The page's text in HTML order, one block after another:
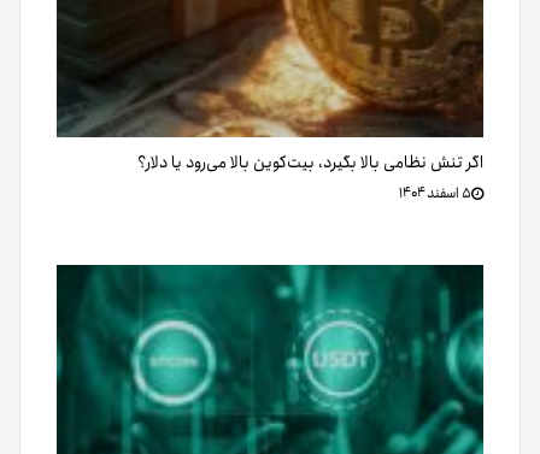
اگر تنش نظامی بالا بگیرد، بیت‌کوین بالا می‌رود یا دلار؟
۵ اسفند ۱۴۰۴